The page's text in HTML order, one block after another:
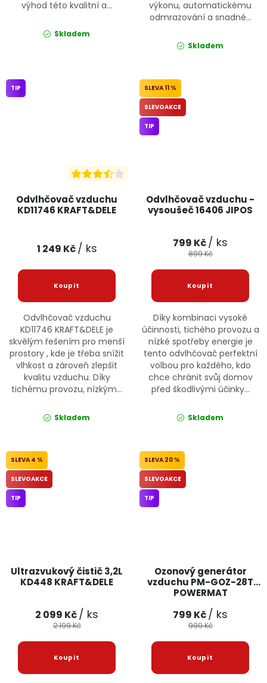
výhod této kvalitní a...
Skladem
výkonu, automatickému
odmrazování a snadné...
Skladem
Odvlhčovač vzduchu
KD11746 KRAFT&DELE
TIP
1 249 Kč/ ks
Odvlhčovač vzduchu
KD11746 KRAFT&DELE je
skvělým řešením pro menší
prostory , kde je třeba snížit
vlhkost a zároveň zlepšit
kvalitu vzduchu. Díky
tichému provozu, nízkým...
Skladem
Odvlhčovač vzduchu -
vysoušeč 16406 JIPOS
11 %
SLEVOAKCE
TIP
799 Kč/ ks
899 Kč
Díky kombinaci vysoké
účinnosti, tichého provozu a
nízké spotřeby energie je
tento odvlhčovač perfektní
volbou pro každého, kdo
chce chránit svůj domov
před škodlivými účinky...
Skladem
Ultrazvukový čistič 3,2L
KD448 KRAFT&DELE
4 %
SLEVOAKCE
TIP
2 099 Kč/ ks
2 199 Kč
Ozonový generátor
vzduchu PM-GOZ-28T
POWERMAT
20 %
SLEVOAKCE
TIP
799 Kč/ ks
999 Kč